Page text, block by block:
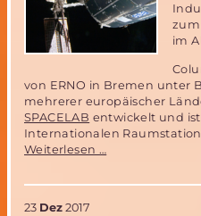
zum
im
von ERNO in Bremen unter
mehrerer europäischer
SPACELAB entwickelt und
Internationalen
Weiterlesen …
23 Dez 2017